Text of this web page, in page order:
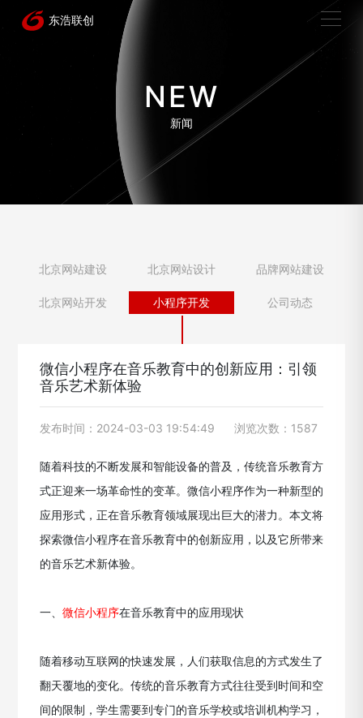
NEW
新闻
北京网站建设 北京网站设计 品牌网站建设
北京网站开发 小程序开发 公司动态
微信小程序在音乐教育中的创新应用：引领
音乐艺术新体验
发布时间：2024-03-03 19:54:49 浏览次数：1587
随着科技的不断发展和智能设备的普及，传统音乐教育方
式正迎来一场革命性的变革。微信小程序作为一种新型的
应用形式，正在音乐教育领域展现出巨大的潜力。本文将
探索微信小程序在音乐教育中的创新应用，以及它所带来
的音乐艺术新体验。
一、 微信小程序在音乐教育中的应用现状
随着移动互联网的快速发展，人们获取信息的方式发生了
翻天覆地的变化。传统的音乐教育方式往往受到时间和空
间的限制，学生需要到专门的音乐学校或培训机构学习，